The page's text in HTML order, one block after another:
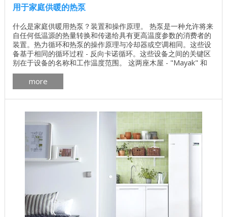
用于家庭供暖的热泵
什么是家庭供暖用热泵？装置和操作原理。 热泵是一种允许将来
自任何低温源的热量转换和传递给具有更高温度参数的消费者的
装置。热力循环和热泵的操作原理与冷却器或空调相同。这些设
备基于相同的循环过程 - 反向卡诺循环。这些设备之间的关键区
别在于设备的名称和工作温度范围。 这两座木屋 - "Mayak" 和
"黑森林"， 由Archiline在白俄罗斯建造，配有基于热泵和 温水底
more